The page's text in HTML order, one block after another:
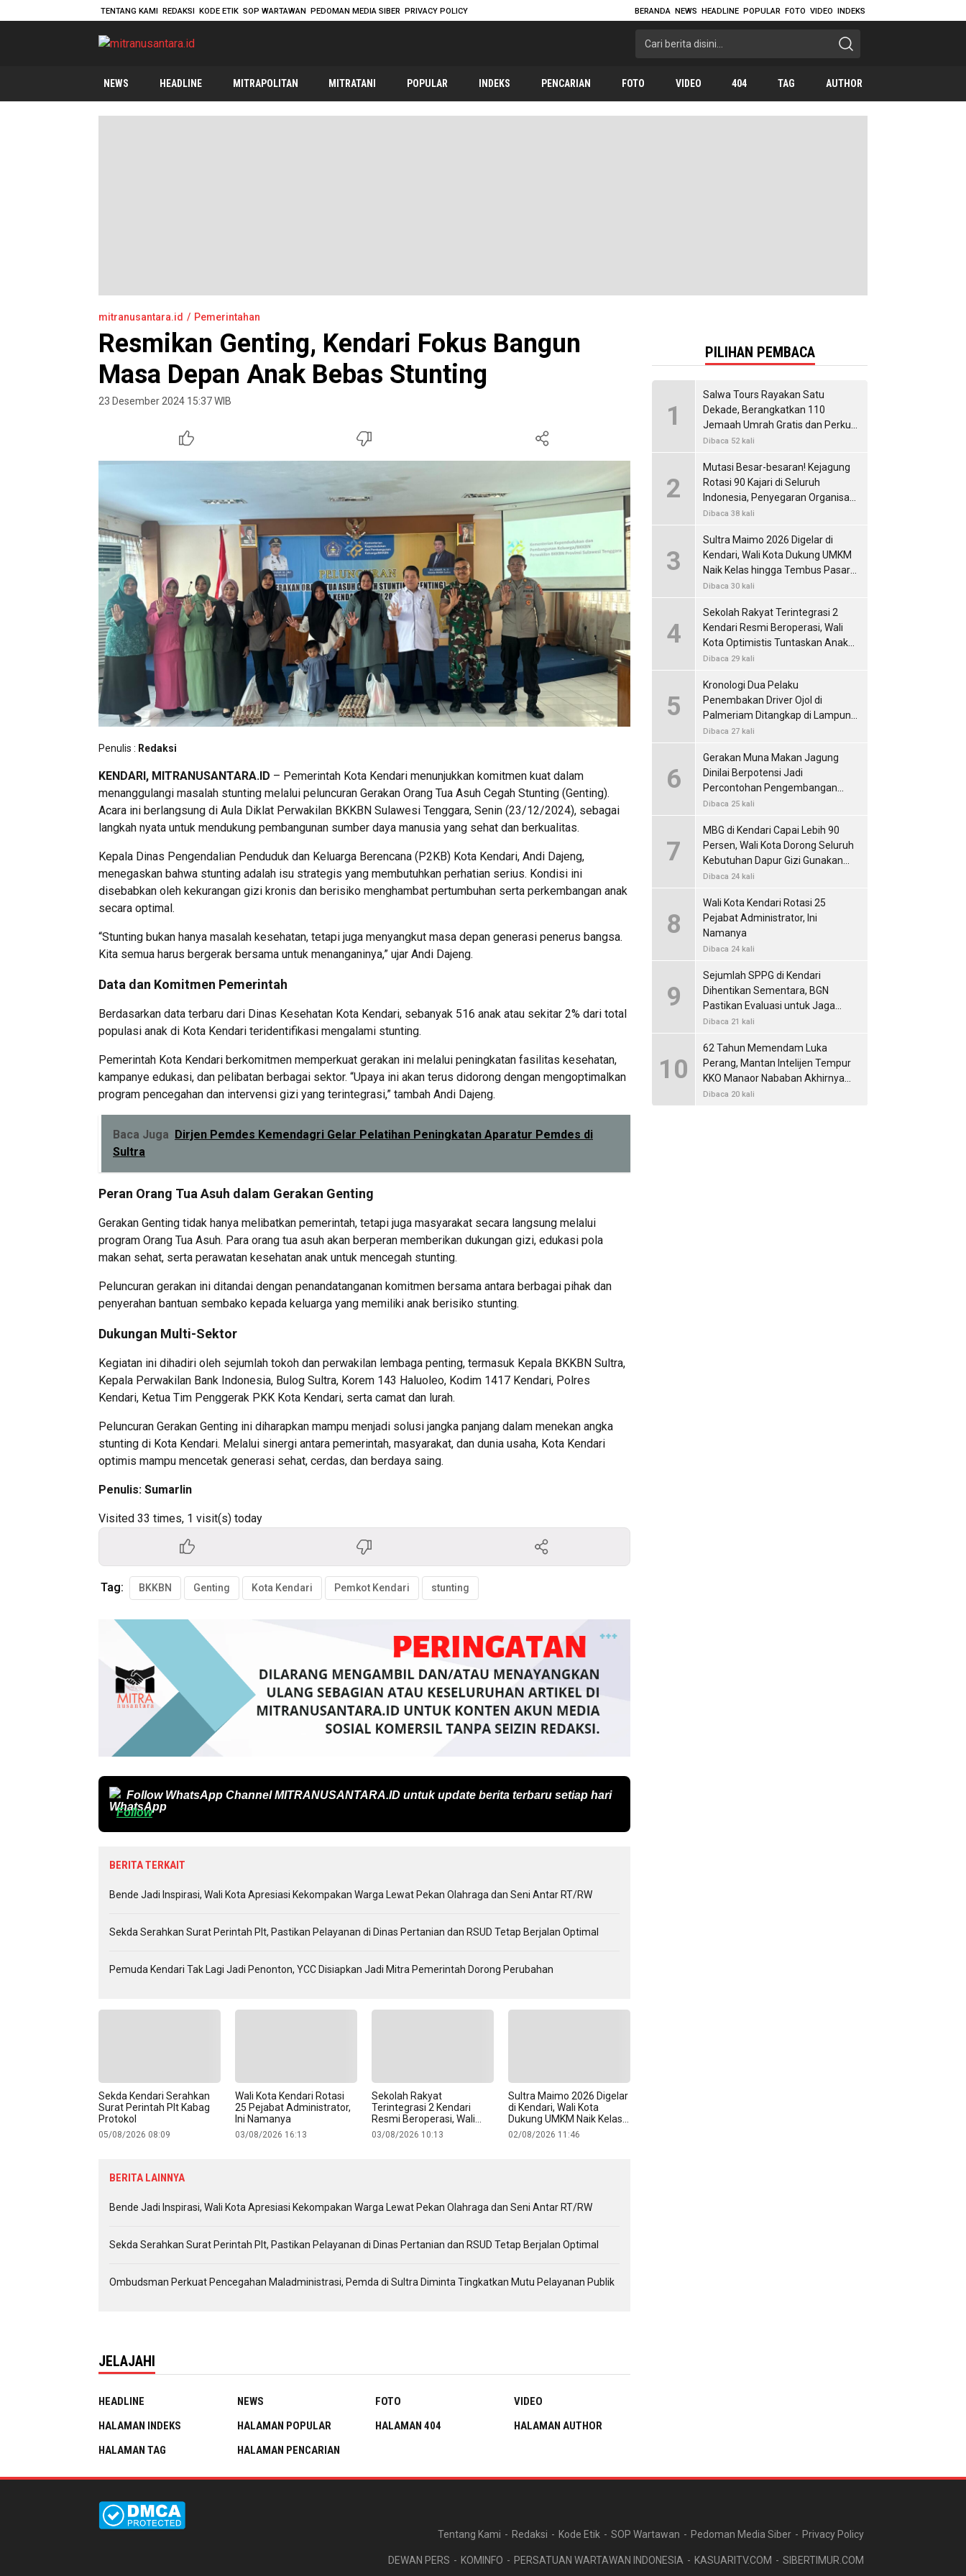
TENTANG KAMI REDAKSI KODE ETIK SOP WARTAWAN PEDOMAN MEDIA SIBER PRIVACY POLICY BERANDA NEWS HEADLINE POPULAR FOTO VIDEO INDEKS
NEWS HEADLINE MITRAPOLITAN MITRATANI POPULAR INDEKS PENCARIAN FOTO VIDEO 404 TAG AUTHOR
mitranusantara.id Pemerintahan
Resmikan Genting, Kendari Fokus Bangun
Masa Depan Anak Bebas Stunting
23 Desember 2024 15:37 WIB
Penulis : Redaksi
KENDARI, MITRANUSANTARA.ID – Pemerintah Kota Kendari menunjukkan komitmen kuat dalam
menanggulangi masalah stunting melalui peluncuran Gerakan Orang Tua Asuh Cegah Stunting (Genting).
Acara ini berlangsung di Aula Diklat Perwakilan BKKBN Sulawesi Tenggara, Senin (23/12/2024), sebagai
langkah nyata untuk mendukung pembangunan sumber daya manusia yang sehat dan berkualitas.
Kepala Dinas Pengendalian Penduduk dan Keluarga Berencana (P2KB) Kota Kendari, Andi Dajeng,
menegaskan bahwa stunting adalah isu strategis yang membutuhkan perhatian serius. Kondisi ini
disebabkan oleh kekurangan gizi kronis dan berisiko menghambat pertumbuhan serta perkembangan anak
secara optimal.
“Stunting bukan hanya masalah kesehatan, tetapi juga menyangkut masa depan generasi penerus bangsa.
Kita semua harus bergerak bersama untuk menanganinya,” ujar Andi Dajeng.
Data dan Komitmen Pemerintah
Berdasarkan data terbaru dari Dinas Kesehatan Kota Kendari, sebanyak 516 anak atau sekitar 2% dari total
populasi anak di Kota Kendari teridentifikasi mengalami stunting.
Pemerintah Kota Kendari berkomitmen memperkuat gerakan ini melalui peningkatan fasilitas kesehatan,
kampanye edukasi, dan pelibatan berbagai sektor. “Upaya ini akan terus didorong dengan mengoptimalkan
program pencegahan dan intervensi gizi yang terintegrasi,” tambah Andi Dajeng.
Baca Juga Dirjen Pemdes Kemendagri Gelar Pelatihan Peningkatan Aparatur Pemdes di
Sultra
Peran Orang Tua Asuh dalam Gerakan Genting
Gerakan Genting tidak hanya melibatkan pemerintah, tetapi juga masyarakat secara langsung melalui
program Orang Tua Asuh. Para orang tua asuh akan berperan memberikan dukungan gizi, edukasi pola
makan sehat, serta perawatan kesehatan anak untuk mencegah stunting.
Peluncuran gerakan ini ditandai dengan penandatanganan komitmen bersama antara berbagai pihak dan
penyerahan bantuan sembako kepada keluarga yang memiliki anak berisiko stunting.
Dukungan Multi-Sektor
Kegiatan ini dihadiri oleh sejumlah tokoh dan perwakilan lembaga penting, termasuk Kepala BKKBN Sultra,
Kepala Perwakilan Bank Indonesia, Bulog Sultra, Korem 143 Haluoleo, Kodim 1417 Kendari, Polres
Kendari, Ketua Tim Penggerak PKK Kota Kendari, serta camat dan lurah.
Peluncuran Gerakan Genting ini diharapkan mampu menjadi solusi jangka panjang dalam menekan angka
stunting di Kota Kendari. Melalui sinergi antara pemerintah, masyarakat, dan dunia usaha, Kota Kendari
optimis mampu mencetak generasi sehat, cerdas, dan berdaya saing.
Penulis: Sumarlin
Visited 33 times, 1 visit(s) today
Tag: BKKBN Genting Kota Kendari Pemkot Kendari stunting
Follow WhatsApp ChannelMITRANUSANTARA.ID untuk update berita terbaru setiap hari
Follow
BERITA TERKAIT
Bende Jadi Inspirasi, Wali Kota Apresiasi Kekompakan Warga Lewat Pekan Olahraga dan Seni Antar RT/RW
Sekda Serahkan Surat Perintah Plt, Pastikan Pelayanan di Dinas Pertanian dan RSUD Tetap Berjalan Optimal
Pemuda Kendari Tak Lagi Jadi Penonton, YCC Disiapkan Jadi Mitra Pemerintah Dorong Perubahan
Sekda Kendari Serahkan
Surat Perintah Plt Kabag
Protokol
05/08/2026 08:09
Wali Kota Kendari Rotasi
25 Pejabat Administrator,
Ini Namanya
03/08/2026 16:13
Sekolah Rakyat
Terintegrasi 2 Kendari
Resmi Beroperasi, Wali
Kota Optimistis Tuntaskan
Anak Putus Sekolah
03/08/2026 10:13
Sultra Maimo 2026 Digelar
di Kendari, Wali Kota
Dukung UMKM Naik Kelas
hingga Tembus Pasar
Internasional
02/08/2026 11:46
BERITA LAINNYA
Bende Jadi Inspirasi, Wali Kota Apresiasi Kekompakan Warga Lewat Pekan Olahraga dan Seni Antar RT/RW
Sekda Serahkan Surat Perintah Plt, Pastikan Pelayanan di Dinas Pertanian dan RSUD Tetap Berjalan Optimal
Ombudsman Perkuat Pencegahan Maladministrasi, Pemda di Sultra Diminta Tingkatkan Mutu Pelayanan Publik
JELAJAHI
HEADLINE NEWS FOTO
VIDEO
HALAMAN INDEKS
HALAMAN POPULAR HALAMAN 404
HALAMAN AUTHOR
HALAMAN TAG
HALAMAN PENCARIAN
PILIHAN PEMBACA
1
Salwa Tours Rayakan Satu
Dekade, Berangkatkan 110
Jemaah Umrah Gratis dan Perkuat
Kemitraan Internasional
Dibaca 52 kali
2
Mutasi Besar-besaran! Kejagung
Rotasi 90 Kajari di Seluruh
Indonesia, Penyegaran Organisasi
untuk Perkuat Penegakan Hukum
Dibaca 38 kali
3
Sultra Maimo 2026 Digelar di
Kendari, Wali Kota Dukung UMKM
Naik Kelas hingga Tembus Pasar
Internasional
Dibaca 30 kali
4
Sekolah Rakyat Terintegrasi 2
Kendari Resmi Beroperasi, Wali
Kota Optimistis Tuntaskan Anak
Putus Sekolah
Dibaca 29 kali
5
Kronologi Dua Pelaku
Penembakan Driver Ojol di
Palmeriam Ditangkap di Lampung,
Polisi Sita Senjata Api Rakitan
Dibaca 27 kali
6
Gerakan Muna Makan Jagung
Dinilai Berpotensi Jadi
Percontohan Pengembangan
Pangan Lokal
Dibaca 25 kali
7
MBG di Kendari Capai Lebih 90
Persen, Wali Kota Dorong Seluruh
Kebutuhan Dapur Gizi Gunakan
Produk Lokal
Dibaca 24 kali
8
Wali Kota Kendari Rotasi 25
Pejabat Administrator, Ini
Namanya
Dibaca 24 kali
9
Sejumlah SPPG di Kendari
Dihentikan Sementara, BGN
Pastikan Evaluasi untuk Jaga
Standar Layanan MBG
Dibaca 21 kali
10
62 Tahun Memendam Luka
Perang, Mantan Intelijen Tempur
KKO Manaor Nababan Akhirnya
Membuka Kisah Operasi Dwikora
Dibaca 20 kali
Tentang Kami Redaksi Kode Etik SOP Wartawan Pedoman Media Siber Privacy Policy
DEWAN PERS KOMINFO PERSATUAN WARTAWAN INDONESIA KASUARITV.COM SIBERTIMUR.COM